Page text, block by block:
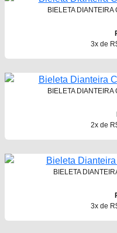
BIELETA
3x de
BIELETA
2x de
BIELETA
3x de